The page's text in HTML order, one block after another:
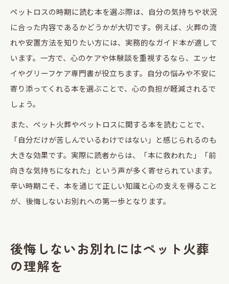
ペットロスの時期に読む本を選ぶ際は、自分の気持ちや状況
に合った内容であるかどうかが大切です。例えば、火葬の流
れや安置方法を知りたい方には、実務的なガイド本が適して
います。一方で、心のケアや体験談を重視するなら、エッセ
イやグリーフケア専門書が役立ちます。自分の悩みや不安に
寄り添ってくれる本を選ぶことで、心の負担が軽減されるで
しょう。
また、ペット火葬やペットロスに関する本を読むことで、
「自分だけが苦しんでいるわけではない」と感じられるのも
大きな効果です。実際に読者からは、「本に救われた」「前
向きな気持ちになれた」という声が多く寄せられています。
辛い時期こそ、本を通じて正しい知識と心の支えを得ること
が、後悔しないお別れへの第一歩となります。
後悔しないお別れにはペット火葬
の理解を